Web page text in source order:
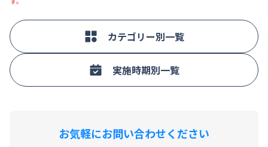
カテゴリー別一覧
実施時期別一覧
お気軽にお問い合わせください